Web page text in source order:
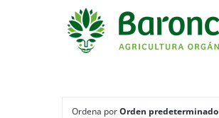
Ordena porOrden predeterminado